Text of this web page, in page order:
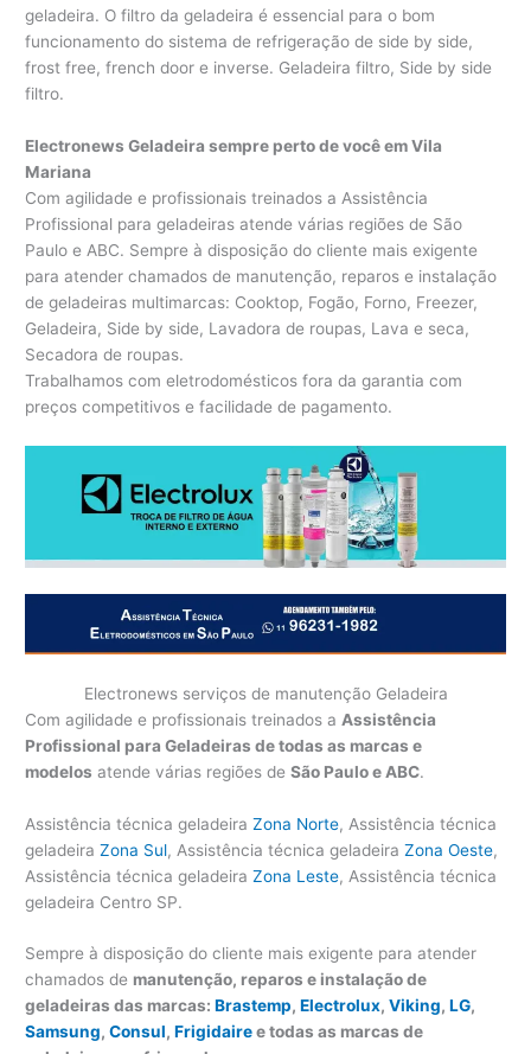
geladeira. O filtro da geladeira é essencial para o bom
funcionamento do sistema de refrigeração de side by side,
frost free, french door e inverse. Geladeira filtro, Side by side
filtro.
Electronews Geladeira sempre perto de você em Vila
Mariana
Com agilidade e profissionais treinados a Assistência
Profissional para geladeiras atende várias regiões de São
Paulo e ABC. Sempre à disposição do cliente mais exigente
para atender chamados de manutenção, reparos e instalação
de geladeiras multimarcas: Cooktop, Fogão, Forno, Freezer,
Geladeira, Side by side, Lavadora de roupas, Lava e seca,
Secadora de roupas.
Trabalhamos com eletrodomésticos fora da garantia com
preços competitivos e facilidade de pagamento.
Electronews serviços de manutenção Geladeira
Com agilidade e profissionais treinados a Assistência
Profissional para Geladeiras de todas as marcas e
modelos atende várias regiões deSão Paulo e ABC.
Assistência técnica geladeiraZona Norte, Assistência técnica
geladeiraZona Sul, Assistência técnica geladeiraZona Oeste,
Assistência técnica geladeiraZona Leste, Assistência técnica
geladeira Centro SP.
Sempre à disposição do cliente mais exigente para atender
chamados de manutenção, reparos e instalação de
geladeiras das marcas:Brastemp,Electrolux,Viking,LG,
Samsung,Consul,Frigidairee todas as marcas de